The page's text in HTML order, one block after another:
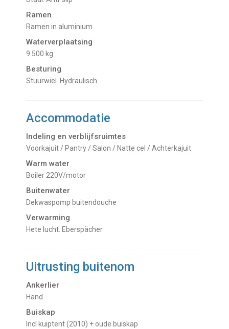
Ramen
Ramen in aluminium
Waterverplaatsing
9.500 kg
Besturing
Stuurwiel. Hydraulisch
Accommodatie
Indeling en verblijfsruimtes
Voorkajuit / Pantry / Salon / Natte cel / Achterkajuit
Warm water
Boiler 220V/motor
Buitenwater
dekwaspomp buitendouche
Verwarming
hete lucht. Eberspächer
Uitrusting buitenom
Ankerlier
Hand
Buiskap
incl kuiptent (2010) + oude buiskap